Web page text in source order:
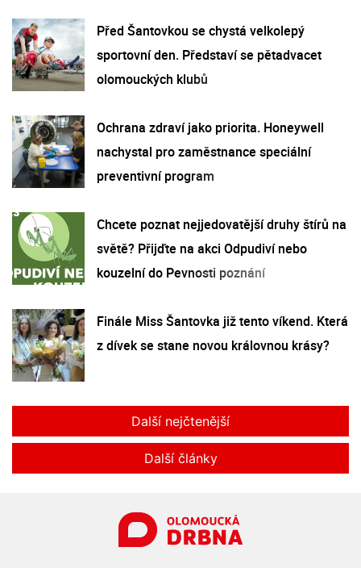
Před Šantovkou se chystá velkolepý
sportovní den. Představí se pětadvacet
olomouckých klubů
Ochrana zdraví jako priorita. Honeywell
nachystal pro zaměstnance speciální
preventivní program
Chcete poznat nejjedovatější druhy štírů na
světě? Přijďte na akci Odpudiví nebo
kouzelní do Pevnosti poznání
Finále Miss Šantovka již tento víkend. Která
z dívek se stane novou královnou krásy?
Další nejčtenější
Další články